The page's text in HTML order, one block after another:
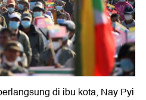
di ibu kota, Nay Pyi